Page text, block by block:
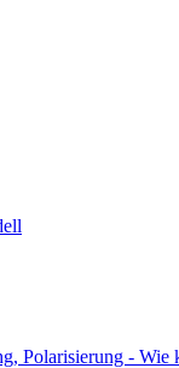
Polarisierung -